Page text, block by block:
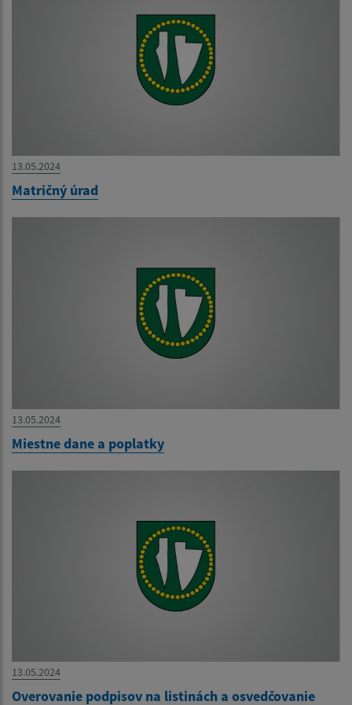
13.05.2024
Matričný úrad
13.05.2024
Miestne dane a poplatky
13.05.2024
Overovanie podpisov na listinách a osvedčovanie